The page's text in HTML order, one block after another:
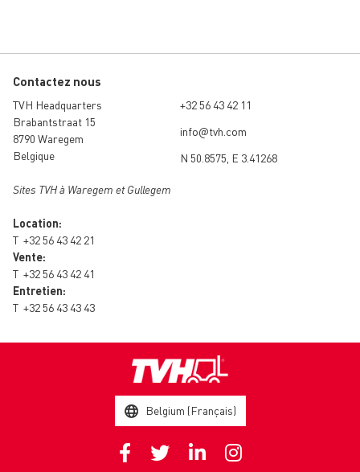
Contactez nous
TVH Headquarters
Brabantstraat 15
8790 Waregem
Belgique
Sites TVH à Waregem et Gullegem
Location:
T +32 56 43 42 21
Vente:
T +32 56 43 42 41
Entretien:
T +32 56 43 43 43
+32 56 43 42 11
info@tvh.com
N 50.8575, E 3.41268
Belgium (Français)